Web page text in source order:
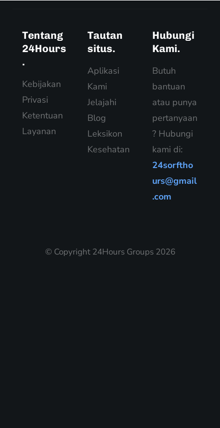
Tentang
24Hours
.
Kebijakan
Privasi
Ketentuan
Layanan
Tautan
situs.
Aplikasi
Kami
Jelajahi
Blog
Leksikon
Kesehatan
Hubungi
Kami.
Butuh
bantuan
atau punya
pertanyaan
? Hubungi
kami di:
24sorftho
urs@gmail
.com
© Copyright 24Hours Groups 2026